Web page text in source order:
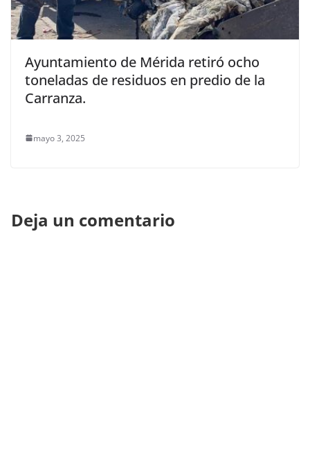
Ayuntamiento de Mérida retiró ocho
toneladas de residuos en predio de la
Carranza.
mayo 3, 2025
Deja un comentario